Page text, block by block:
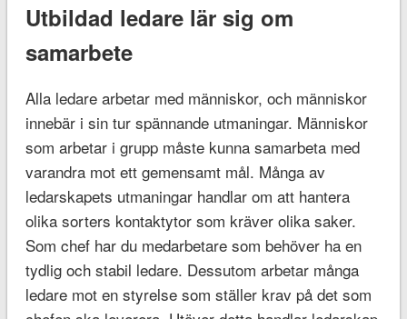
Utbildad ledare lär sig om
samarbete
Alla ledare arbetar med människor, och människor
innebär i sin tur spännande utmaningar. Människor
som arbetar i grupp måste kunna samarbeta med
varandra mot ett gemensamt mål. Många av
ledarskapets utmaningar handlar om att hantera
olika sorters kontaktytor som kräver olika saker.
Som chef har du medarbetare som behöver ha en
tydlig och stabil ledare. Dessutom arbetar många
ledare mot en styrelse som ställer krav på det som